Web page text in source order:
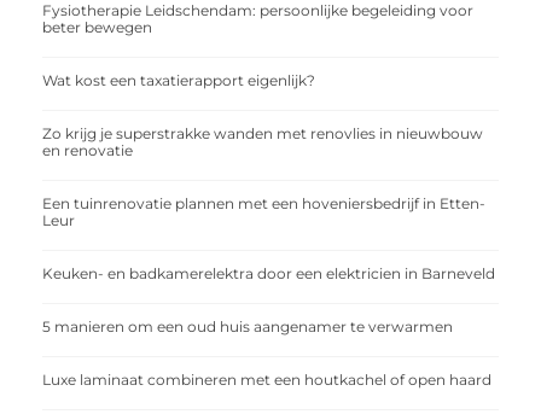
Fysiotherapie Leidschendam: persoonlijke begeleiding voor
beter bewegen
Wat kost een taxatierapport eigenlijk?
Zo krijg je superstrakke wanden met renovlies in nieuwbouw
en renovatie
Een tuinrenovatie plannen met een hoveniersbedrijf in Etten-
Leur
Keuken- en badkamerelektra door een elektricien in Barneveld
5 manieren om een oud huis aangenamer te verwarmen
Luxe laminaat combineren met een houtkachel of open haard